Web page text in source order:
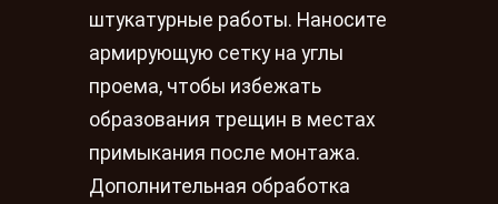
штукатурные работы. Наносите
армирующую сетку на углы
проема, чтобы избежать
образования трещин в местах
примыкания после монтажа.
Дополнительная обработка